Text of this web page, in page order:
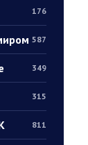
176
587
349
315
811